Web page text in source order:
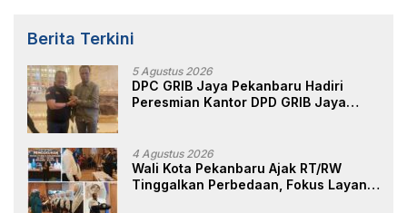
Berita Terkini
5 Agustus 2026
DPC GRIB Jaya Pekanbaru Hadiri
Peresmian Kantor DPD GRIB Jaya
4 Agustus 2026
Wali Kota Pekanbaru Ajak RT/RW
Tinggalkan Perbedaan, Fokus Layani